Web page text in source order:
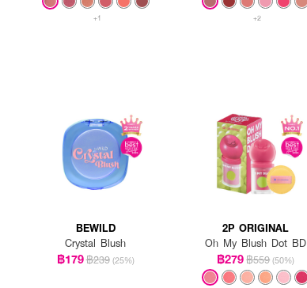
+1 +2
BEWILD
Crystal Blush
฿179฿239 (25%)
2P ORIGINAL
Oh My Blush Dot BD
฿279฿559 (50%)